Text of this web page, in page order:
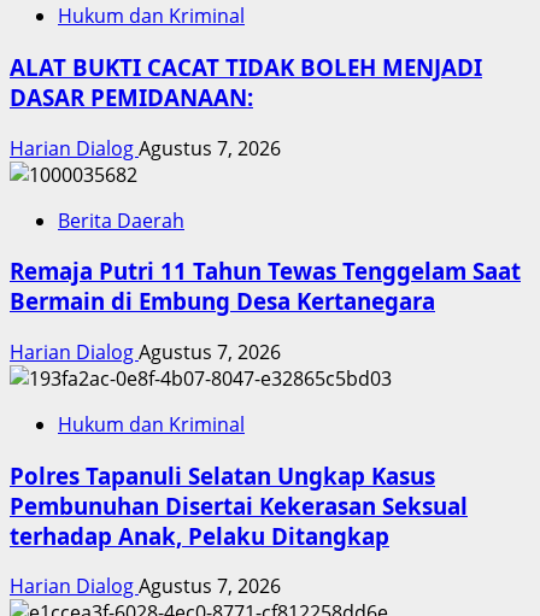
Hukum dan Kriminal
ALAT BUKTI CACAT TIDAK BOLEH MENJADI
DASAR PEMIDANAAN:
Harian DialogAgustus 7, 2026
Berita Daerah
Remaja Putri 11 Tahun Tewas Tenggelam Saat
Bermain di Embung Desa Kertanegara
Harian DialogAgustus 7, 2026
Hukum dan Kriminal
Polres Tapanuli Selatan Ungkap Kasus
Pembunuhan Disertai Kekerasan Seksual
terhadap Anak, Pelaku Ditangkap
Harian DialogAgustus 7, 2026